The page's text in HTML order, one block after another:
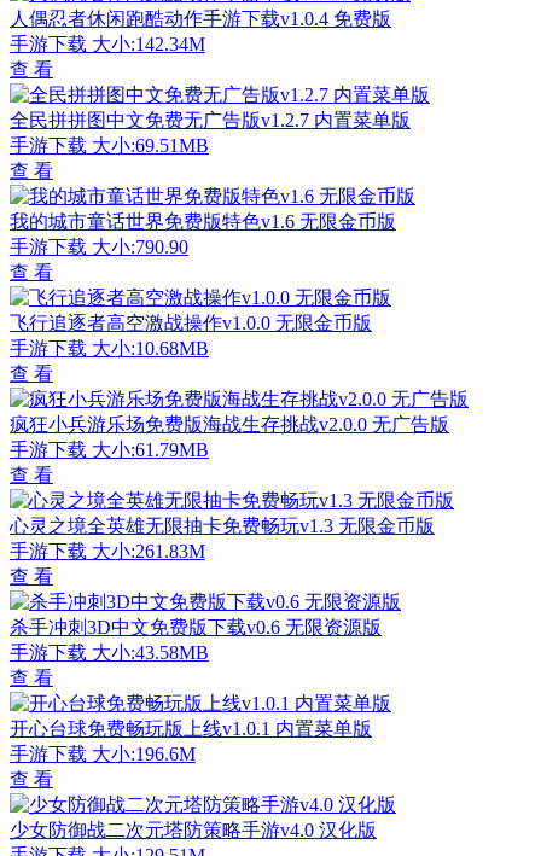
人偶忍者休闲跑酷动作手游下载v1.0.4 免费版
手游下载 大小:142.34M
查 看
全民拼拼图中文免费无广告版v1.2.7 内置菜单版
手游下载 大小:69.51MB
查 看
我的城市童话世界免费版特色v1.6 无限金币版
手游下载 大小:790.90
查 看
飞行追逐者高空激战操作v1.0.0 无限金币版
手游下载 大小:10.68MB
查 看
疯狂小兵游乐场免费版海战生存挑战v2.0.0 无广告版
手游下载 大小:61.79MB
查 看
心灵之境全英雄无限抽卡免费畅玩v1.3 无限金币版
手游下载 大小:261.83M
查 看
杀手冲刺3D中文免费版下载v0.6 无限资源版
手游下载 大小:43.58MB
查 看
开心台球免费畅玩版上线v1.0.1 内置菜单版
手游下载 大小:196.6M
查 看
少女防御战二次元塔防策略手游v4.0 汉化版